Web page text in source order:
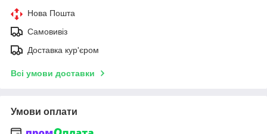
Нова Пошта
Самовивіз
Доставка кур'єром
Всі умови доставки
Умови оплати